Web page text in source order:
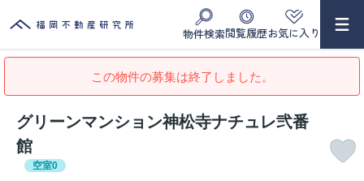
物件検索閲覧履歴お気に入り
この物件の募集は終了しました。
グリーンマンション神松寺ナチュレ弐番
館
空室0